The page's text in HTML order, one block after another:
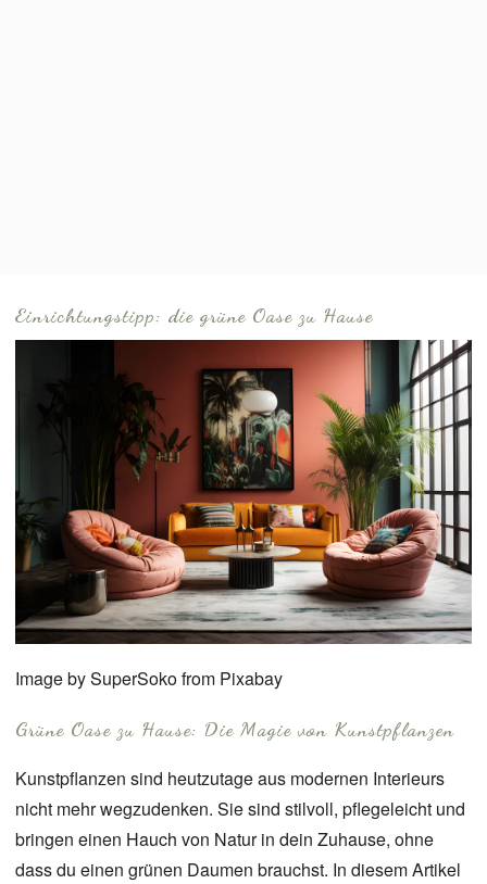
Einrichtungstipp: die grüne Oase zu Hause
Image bySuperSokofrom Pixabay
Grüne Oase zu Hause: Die Magie von Kunstpflanzen
Kunstpflanzen sind heutzutage aus modernen Interieurs
nicht mehr wegzudenken. Sie sind stilvoll, pflegeleicht und
bringen einen Hauch von Natur in dein Zuhause, ohne
dass du einen grünen Daumen brauchst. In diesem Artikel